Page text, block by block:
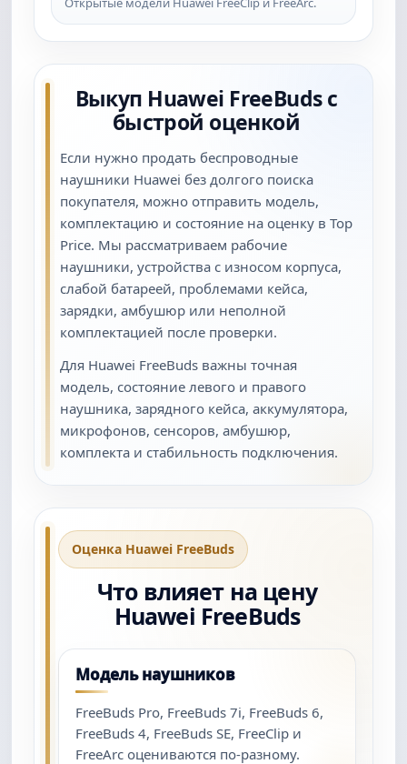
Выкуп Huawei FreeBuds с
быстрой оценкой
Если нужно продать беспроводные
наушники Huawei без долгого поиска
покупателя, можно отправить модель,
комплектацию и состояние на оценку в Top
Price. Мы рассматриваем рабочие
наушники, устройства с износом корпуса,
слабой батареей, проблемами кейса,
зарядки, амбушюр или неполной
комплектацией после проверки.
Для Huawei FreeBuds важны точная
модель, состояние левого и правого
наушника, зарядного кейса, аккумулятора,
микрофонов, сенсоров, амбушюр,
комплекта и стабильность подключения.
Оценка Huawei FreeBuds
Что влияет на цену
Huawei FreeBuds
Модель наушников
FreeBuds Pro, FreeBuds 7i, FreeBuds 6,
FreeBuds 4, FreeBuds SE, FreeClip и
FreeArc оцениваются по-разному.